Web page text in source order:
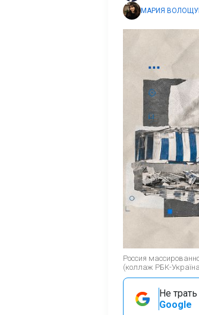
МАРИЯ
Россия
(коллаж РБК-
Не
Google